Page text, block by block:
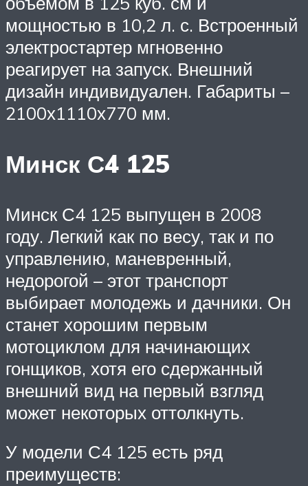
мощностью в 10,2 л. с. Встроенный
электростартер мгновенно
реагирует на запуск. Внешний
дизайн индивидуален. Габариты –
2100х1110х770 мм.
Минск С4 125
Минск С4 125 выпущен в 2008
году. Легкий как по весу, так и по
управлению, маневренный,
недорогой – этот транспорт
выбирает молодежь и дачники. Он
станет хорошим первым
мотоциклом для начинающих
гонщиков, хотя его сдержанный
внешний вид на первый взгляд
может некоторых оттолкнуть.
У модели С4 125 есть ряд
преимуществ: